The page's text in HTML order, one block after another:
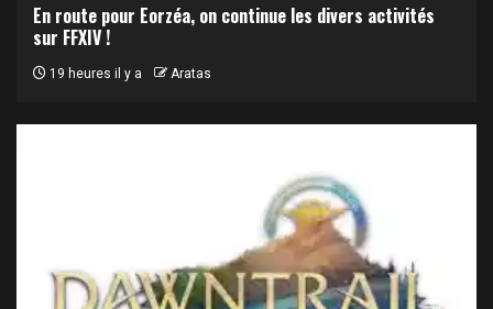
En route pour Eorzéa, on continue les divers activités
sur FFXIV !
19 heures il y a Aratas